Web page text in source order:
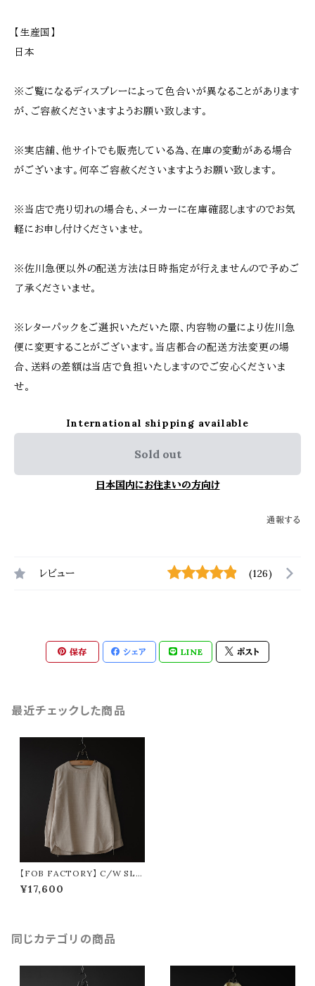
【生産国】
日本
※ご覧になるディスプレーによって色合いが異なることがあります
が、ご容赦くださいますようお願い致します。
※実店舗、他サイトでも販売している為、在庫の変動がある場合
がございます。何卒ご容赦くださいますようお願い致します。
※当店で売り切れの場合も、メーカーに在庫確認しますのでお気
軽にお申し付けくださいませ。
※佐川急便以外の配送方法は日時指定が行えませんので予めご
了承くださいませ。
※レターパックをご選択いただいた際、内容物の量により佐川急
便に変更することがございます。当店都合の配送方法変更の場
合、送料の差額は当店で負担いたしますのでご安心くださいま
せ。
International shipping available
Sold out
日本国内にお住まいの方向け
通報する
レビュー (126)
保存 シェア LINE ポスト
最近チェックした商品
【FOB FACTORY】 C/W SLE
EPING SHIRT
¥17,600
同じカテゴリの商品